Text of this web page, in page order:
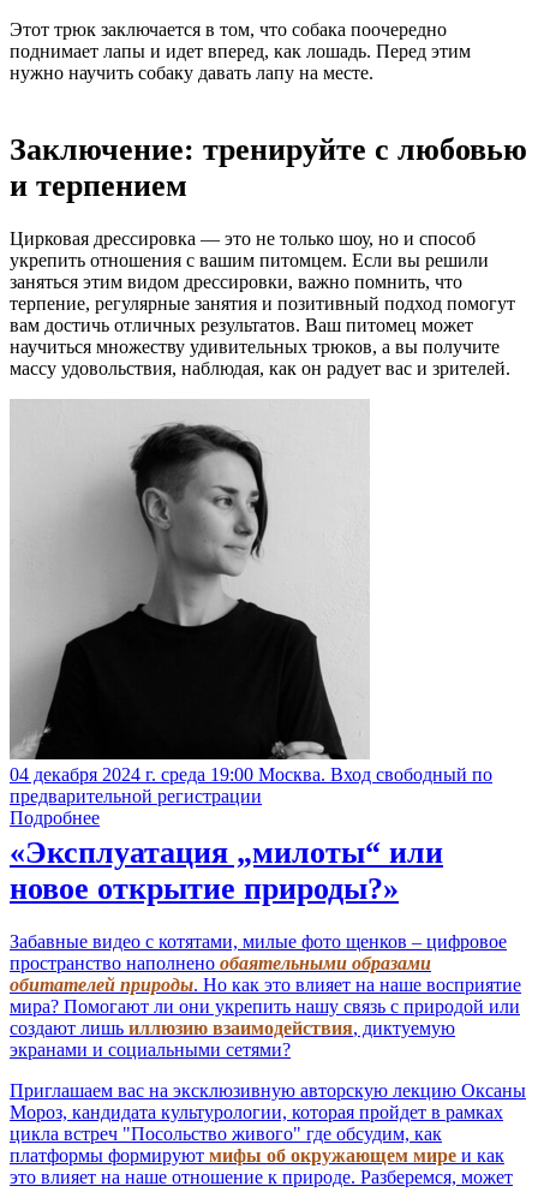
Этот трюк заключается в том, что собака поочередно
поднимает лапы и идет вперед, как лошадь. Перед этим
нужно научить собаку давать лапу на месте.
Заключение: тренируйте с любовью
и терпением
Цирковая дрессировка — это не только шоу, но и способ
укрепить отношения с вашим питомцем. Если вы решили
заняться этим видом дрессировки, важно помнить, что
терпение, регулярные занятия и позитивный подход помогут
вам достичь отличных результатов. Ваш питомец может
научиться множеству удивительных трюков, а вы получите
массу удовольствия, наблюдая, как он радует вас и зрителей.
04 декабря 2024 г. среда 19:00 Москва. Вход свободный по
предварительной регистрации
Подробнее
«Эксплуатация „милоты“ или
новое открытие природы?»
Забавные видео с котятами, милые фото щенков – цифровое
пространство наполнено обаятельными образами
обитателей природы. Но как это влияет на наше восприятие
мира? Помогают ли они укрепить нашу связь с природой или
создают лишь иллюзию взаимодействия, диктуемую
экранами и социальными сетями?
Приглашаем вас на эксклюзивную авторскую лекцию Оксаны
Мороз, кандидата культурологии, которая пройдет в рамках
цикла встреч "Посольство живого" где обсудим, как
платформы формируют мифы об окружающем мире и как
это влияет на наше отношение к природе. Разберемся, может